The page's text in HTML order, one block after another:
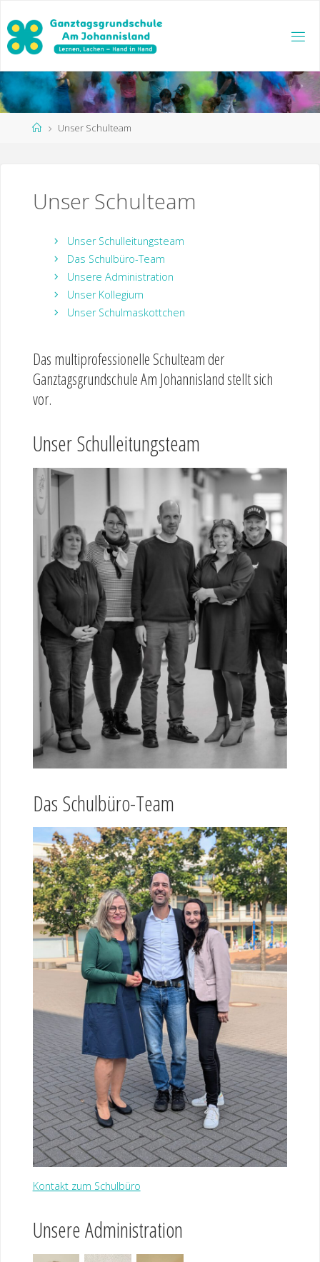
Inhalt
springen
StartUnser Schulteam
Unser Schulteam
Unser Schulleitungsteam
Das Schulbüro-Team
Unsere Administration
Unser Kollegium
Unser Schulmaskottchen
Das multiprofessionelle Schulteam der
Ganztagsgrundschule Am Johannisland stellt sich
vor.
Unser Schulleitungsteam
Das Schulbüro-Team
Kontakt zum Schulbüro
Unsere Administration